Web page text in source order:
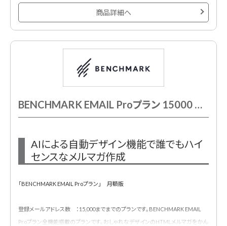
500種類以上のメルマガ用デザインテンプレートが用意されており、プロのデザ
イナーが作成したHTMLメールデザインテンプレートでメール配信システムをは
商品詳細へ
BENCHMARK EMAIL Proプラン 15000 月額契約
AIによる自動デザイン機能で誰でもハイ
センスなメルマガ作成
「BENCHMARK EMAIL Proプラン」 月額版
登録メールアドレス数 ：15,000までまでのプランです。BENCHMARK EMAIL
Proプラン全機能搭載のプランです。おしゃれなデザインのHTMLメルマガをかん